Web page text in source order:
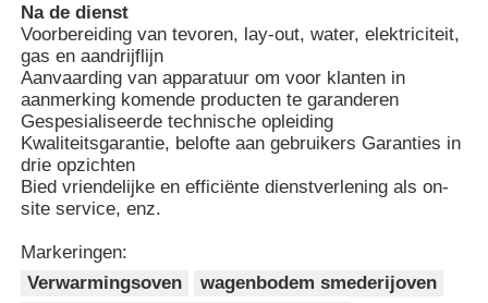
Nieuws
Gevallen
Verzoek om een Citaat
Vacuüminductie Smeltende Oven
Na de dienst
Voorbereiding van tevoren, lay-out, water, elektriciteit,
gas en aandrijflijn
Aanvaarding van apparatuur om voor klanten in
aanmerking komende producten te garanderen
Gespesialiseerde technische opleiding
Kwaliteitsgarantie, belofte aan gebruikers Garanties in
drie opzichten
Bied vriendelijke en efficiënte dienstverlening als on-
site service, enz.
Markeringen:
Verwarmingsoven
wagenbodem smederijoven